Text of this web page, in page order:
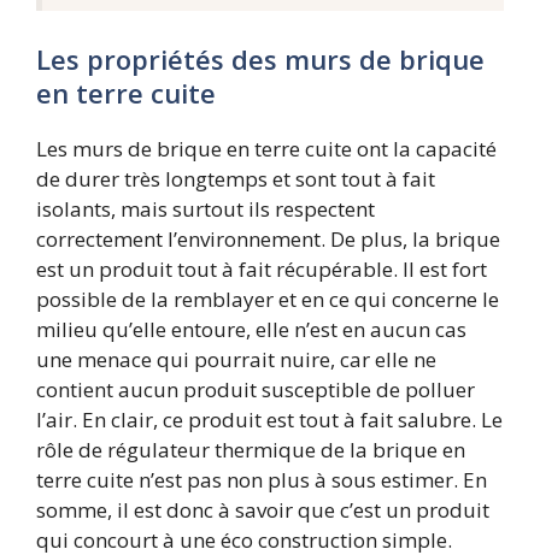
Les propriétés des murs de brique
en terre cuite
Les murs de brique en terre cuite ont la capacité
de durer très longtemps et sont tout à fait
isolants, mais surtout ils respectent
correctement l’environnement. De plus, la brique
est un produit tout à fait récupérable. Il est fort
possible de la remblayer et en ce qui concerne le
milieu qu’elle entoure, elle n’est en aucun cas
une menace qui pourrait nuire, car elle ne
contient aucun produit susceptible de polluer
l’air. En clair, ce produit est tout à fait salubre. Le
rôle de régulateur thermique de la brique en
terre cuite n’est pas non plus à sous estimer. En
somme, il est donc à savoir que c’est un produit
qui concourt à une éco construction simple.